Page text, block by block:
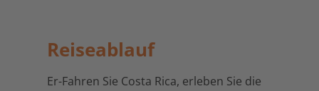
Reiseablauf
Er-Fahren Sie Costa Rica, erleben Sie die